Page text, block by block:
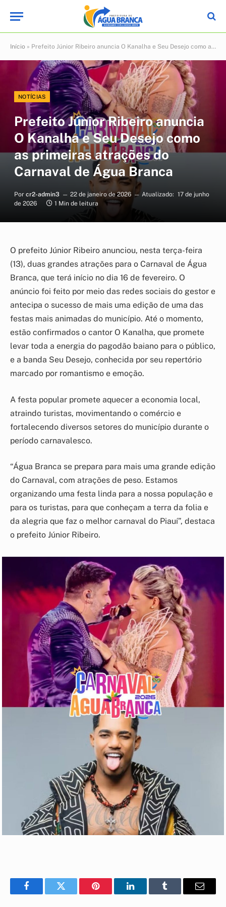
Início » Prefeito Júnior Ribeiro anuncia O Kanalha e Seu Desejo como as primeiras atrações do Carnaval de Água Branca
NOTÍCIAS
Prefeito Júnior Ribeiro anuncia
O Kanalha e Seu Desejo como
as primeiras atrações do
Carnaval de Água Branca
Por cr2-admin3 22 de janeiro de 2026 Atualizado: 17 de junho
de 2026
1 Min de leitura
O prefeito Júnior Ribeiro anunciou, nesta terça-feira
(13), duas grandes atrações para o Carnaval de Água
Branca, que terá início no dia 16 de fevereiro. O
anúncio foi feito por meio das redes sociais do gestor e
antecipa o sucesso de mais uma edição de uma das
festas mais animadas do município. Até o momento,
estão confirmados o cantor O Kanalha, que promete
levar toda a energia do pagodão baiano para o público,
e a banda Seu Desejo, conhecida por seu repertório
marcado por romantismo e emoção.
A festa popular promete aquecer a economia local,
atraindo turistas, movimentando o comércio e
fortalecendo diversos setores do município durante o
período carnavalesco.
“Água Branca se prepara para mais uma grande edição
do Carnaval, com atrações de peso. Estamos
organizando uma festa linda para a nossa população e
para os turistas, para que conheçam a terra da folia e
da alegria que faz o melhor carnaval do Piauí”, destaca
o prefeito Júnior Ribeiro.
FacebookTwitter Pinterest LinkedInTumblr
E-